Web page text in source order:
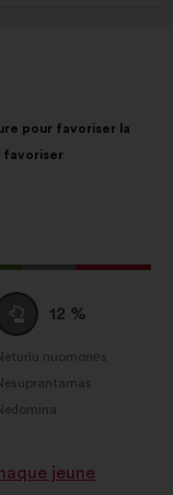
pour favoriser la
favoriser
12 %
nuomonės
jeune